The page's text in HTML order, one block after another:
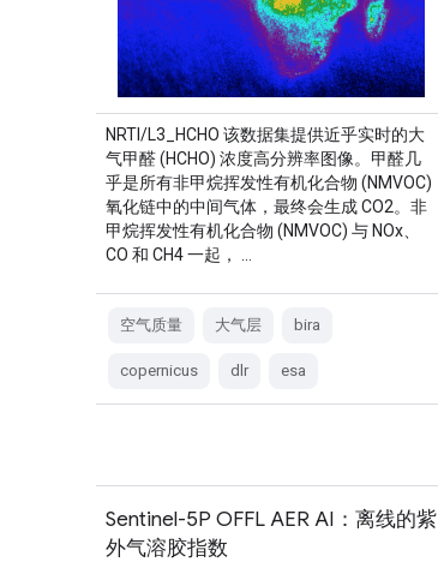
NRTI/L3_HCHO 该数据集提供近乎实时的大
气甲醛 (HCHO) 浓度高分辨率图像。甲醛几
乎是所有非甲烷挥发性有机化合物 (NMVOC)
氧化链中的中间气体，最终会生成 CO2。非
甲烷挥发性有机化合物 (NMVOC) 与 NOx、
CO 和 CH4 一起， …
空气质量 大气层 bira
copernicus dlr esa
Sentinel-5P OFFL AER AI：离线的紫
外气溶胶指数